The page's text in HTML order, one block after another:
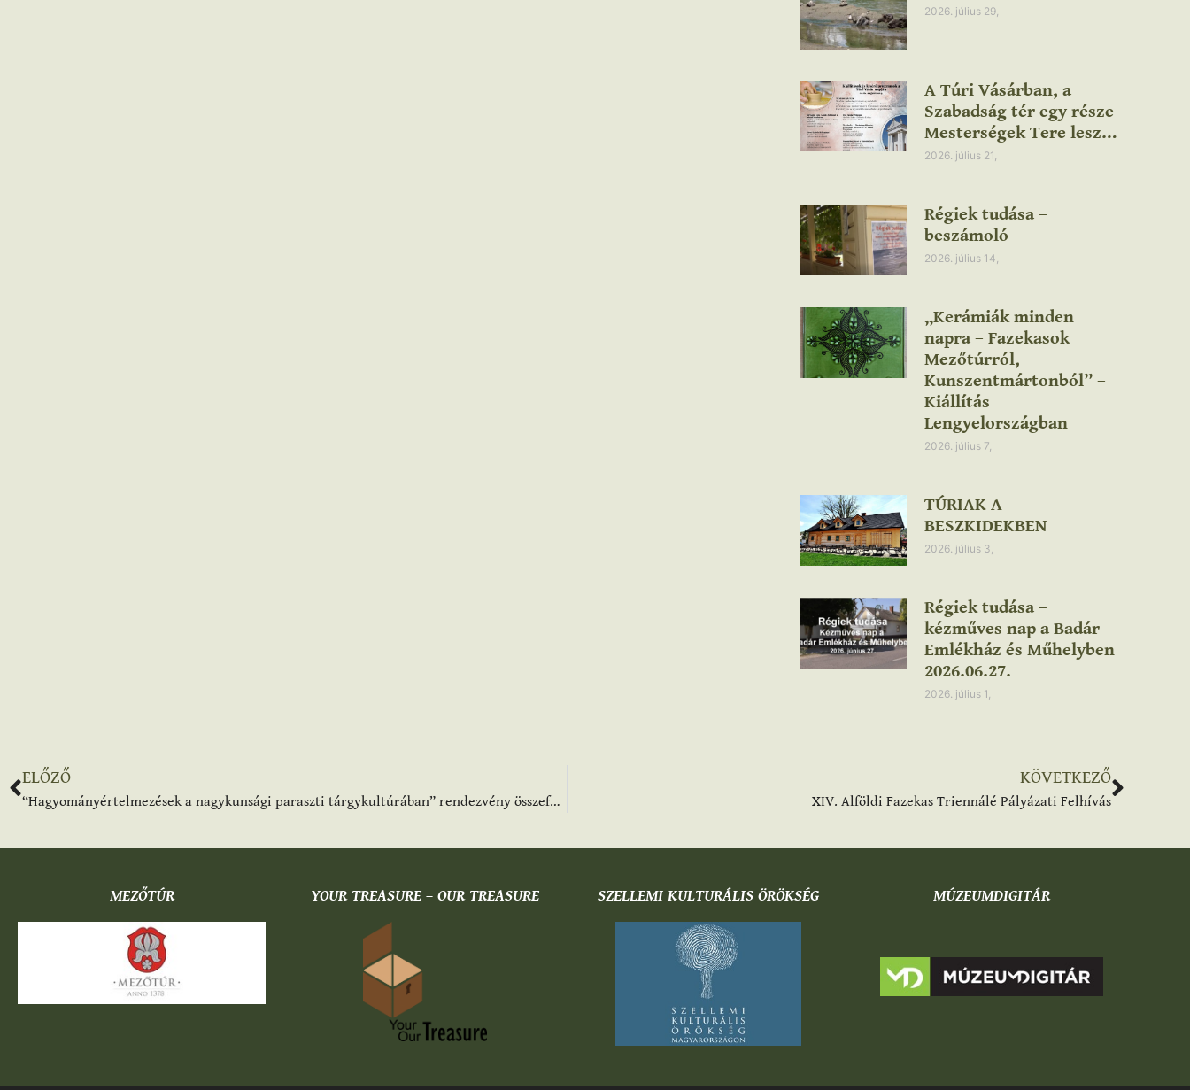
2026. július 29,
A Túri Vásárban, a
Szabadság tér egy része
Mesterségek Tere lesz…
2026. július 21,
Régiek tudása –
beszámoló
2026. július 14,
„Kerámiák minden
napra – Fazekasok
Mezőtúrról,
Kunszentmártonból” –
Kiállítás
Lengyelországban
2026. július 7,
TÚRIAK A
BESZKIDEKBEN
2026. július 3,
Régiek tudása –
kézműves nap a Badár
Emlékház és Műhelyben
2026.06.27.
2026. július 1,
ELŐZŐ
“Hagyományértelmezések a nagykunsági paraszti tárgykultúrában” rendezvény összefoglaló
KÖVETKEZŐ
XIV. Alföldi Fazekas Triennálé Pályázati Felhívás
MEZŐTÚR YOUR TREASURE – OUR TREASURE SZELLEMI KULTURÁLIS ÖRÖKSÉG MÚZEUMDIGITÁR